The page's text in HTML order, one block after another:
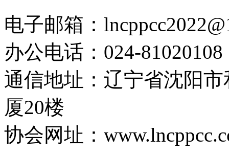
电子邮箱：
办公电话：024-81020108
通信地址：辽宁省沈阳
厦20楼
协会网址：